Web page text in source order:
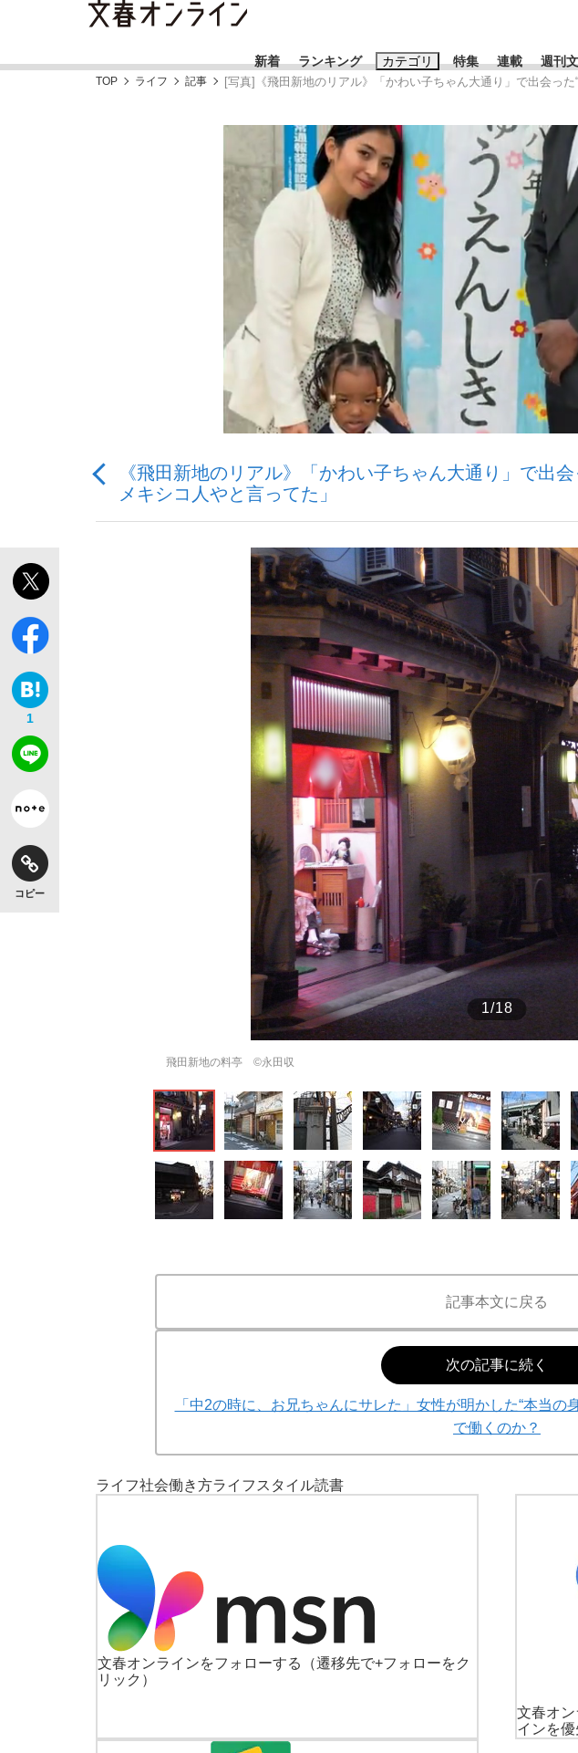
新着 ランキング カテゴリ
「善か悪かはどちらでもいい」リアル『九条の大罪』弁護士が明かすトク
【独自】昭和の大女優・小川真由美（享年86）が鹿児島で3月に死去し...
《VIVANT》頼れる相棒・ドラムが認めた“照ノ富士に激怒され...
特集
終戦から81年
私のあのとき、私のいま
キングの誕生を、目撃せよ。
連載 週刊
おすすめのキーワードタグ一覧
#藤田晋 #三山凌輝 #高市早苗 #後藤
#玉木雄一郎
#亀和田武
TOP ライフ 記事 [写真]《飛田新地のリアル》「かわい子ちゃん大通り」で出会っ
《飛田新地のリアル》「かわい子ちゃん大通り」で出
メキシコ人やと言ってた」
1
コピー
1/18
飛田新地の料亭 ©️永田収
記事本文に戻る
次の記事に続く
「中2の時に、お兄ちゃんにサレた」女性が明かした“本当
で働くのか？
ライフ社会働き方ライフスタイル読書
文春オンラインをフォローする
（遷移先で+フォローをク
リック）
文春オ
インを優